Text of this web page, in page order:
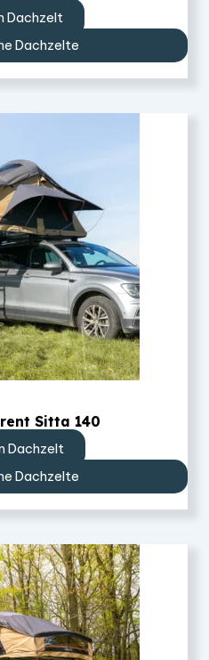
Dachzelt
Dachzelte
Sitta 140
Dachzelt
Dachzelte